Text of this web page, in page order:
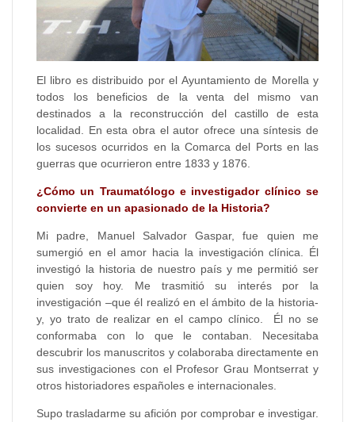
El libro es distribuido por el Ayuntamiento de Morella y
todos los beneficios de la venta del mismo van
destinados a la reconstrucción del castillo de esta
localidad. En esta obra el autor ofrece una síntesis de
los sucesos ocurridos en la Comarca del Ports en las
guerras que ocurrieron entre 1833 y 1876.
¿Cómo un Traumatólogo e investigador clínico se
convierte en un apasionado de la Historia?
Mi padre, Manuel Salvador Gaspar, fue quien me
sumergió en el amor hacia la investigación clínica. Él
investigó la historia de nuestro país y me permitió ser
quien soy hoy. Me trasmitió su interés por la
investigación –que él realizó en el ámbito de la historia-
y, yo trato de realizar en el campo clínico. Él no se
conformaba con lo que le contaban. Necesitaba
descubrir los manuscritos y colaboraba directamente en
sus investigaciones con el Profesor Grau Montserrat y
otros historiadores españoles e internacionales.
Supo trasladarme su afición por comprobar e investigar.